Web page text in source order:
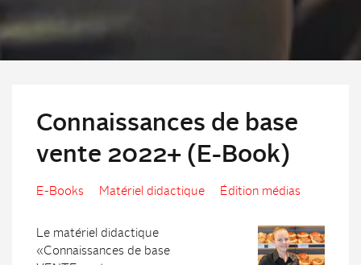
Connaissances de base
vente 2022+ (E-Book)
E-Books Matériel didactique Édition médias
Le matériel didactique
«Connaissances de base